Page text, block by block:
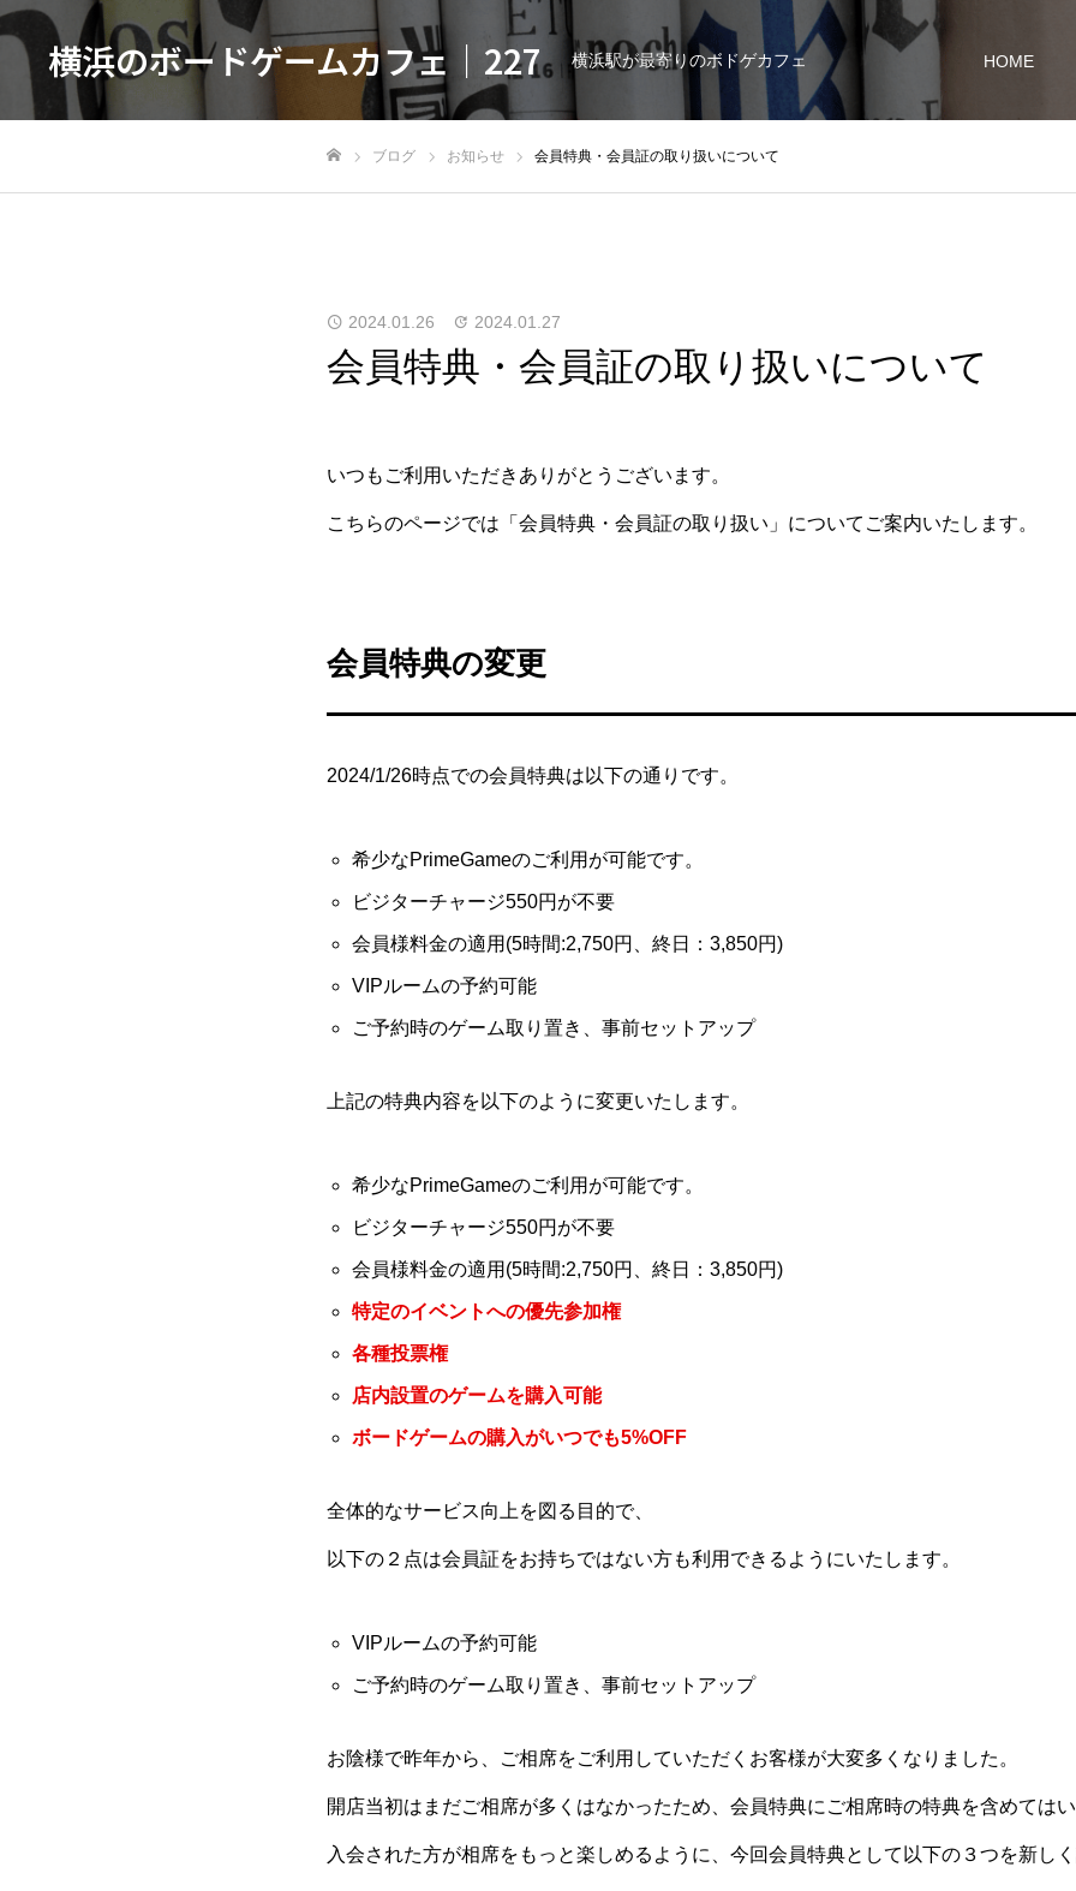
横浜のボードゲームカフェ｜227 横浜駅が最寄りのボドゲカフェ HOME
ブログ お知らせ 会員特典・会員証の取り扱いについて
2024.01.26 2024.01.27
会員特典・会員証の取り扱いについて
いつもご利用いただきありがとうございます。
こちらのページでは「会員特典・会員証の取り扱い」についてご案内いたします。
会員特典の変更
2024/1/26時点での会員特典は以下の通りです。
希少なPrimeGameのご利用が可能です。
ビジターチャージ550円が不要
会員様料金の適用(5時間:2,750円、終日：3,850円)
VIPルームの予約可能
ご予約時のゲーム取り置き、事前セットアップ
上記の特典内容を以下のように変更いたします。
希少なPrimeGameのご利用が可能です。
ビジターチャージ550円が不要
会員様料金の適用(5時間:2,750円、終日：3,850円)
特定のイベントへの優先参加権
各種投票権
店内設置のゲームを購入可能
ボードゲームの購入がいつでも5%OFF
全体的なサービス向上を図る目的で、
以下の２点は会員証をお持ちではない方も利用できるようにいたします。
VIPルームの予約可能
ご予約時のゲーム取り置き、事前セットアップ
お陰様で昨年から、ご相席をご利用していただくお客様が大変多くなりました。
開店当初はまだご相席が多くはなかったため、会員特典にご相席時の特典を含めてはい
入会された方が相席をもっと楽しめるように、今回会員特典として以下の３つを新しく